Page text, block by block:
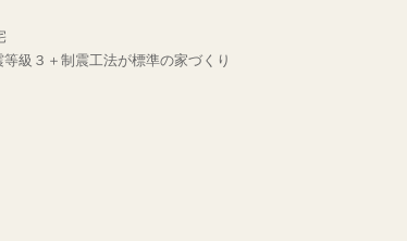
等級３＋制震工法が標準の家づくり